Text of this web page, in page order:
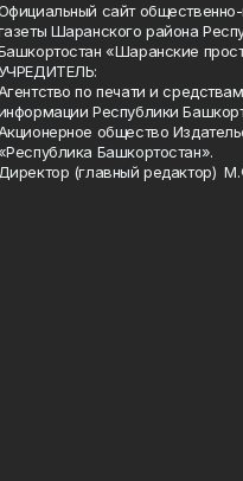
сайт
Шаранского района
«Шаранские
УЧРЕДИТЕЛЬ:
по печати и
Республики
общество
«Республика Башкортостан».
Директор (главный редактор)